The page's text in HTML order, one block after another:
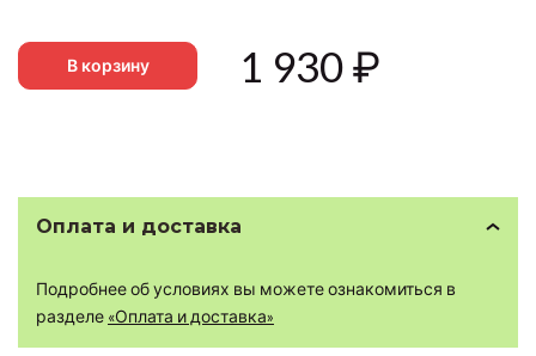
В корзину 1 930₽
Оплата и доставка
Подробнее об условиях вы можете ознакомиться в
разделе «Оплата и доставка»